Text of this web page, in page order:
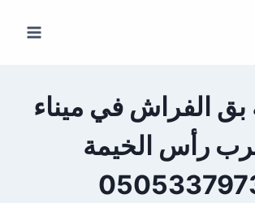
بق الفراش في ميناء
رأس الخيمة